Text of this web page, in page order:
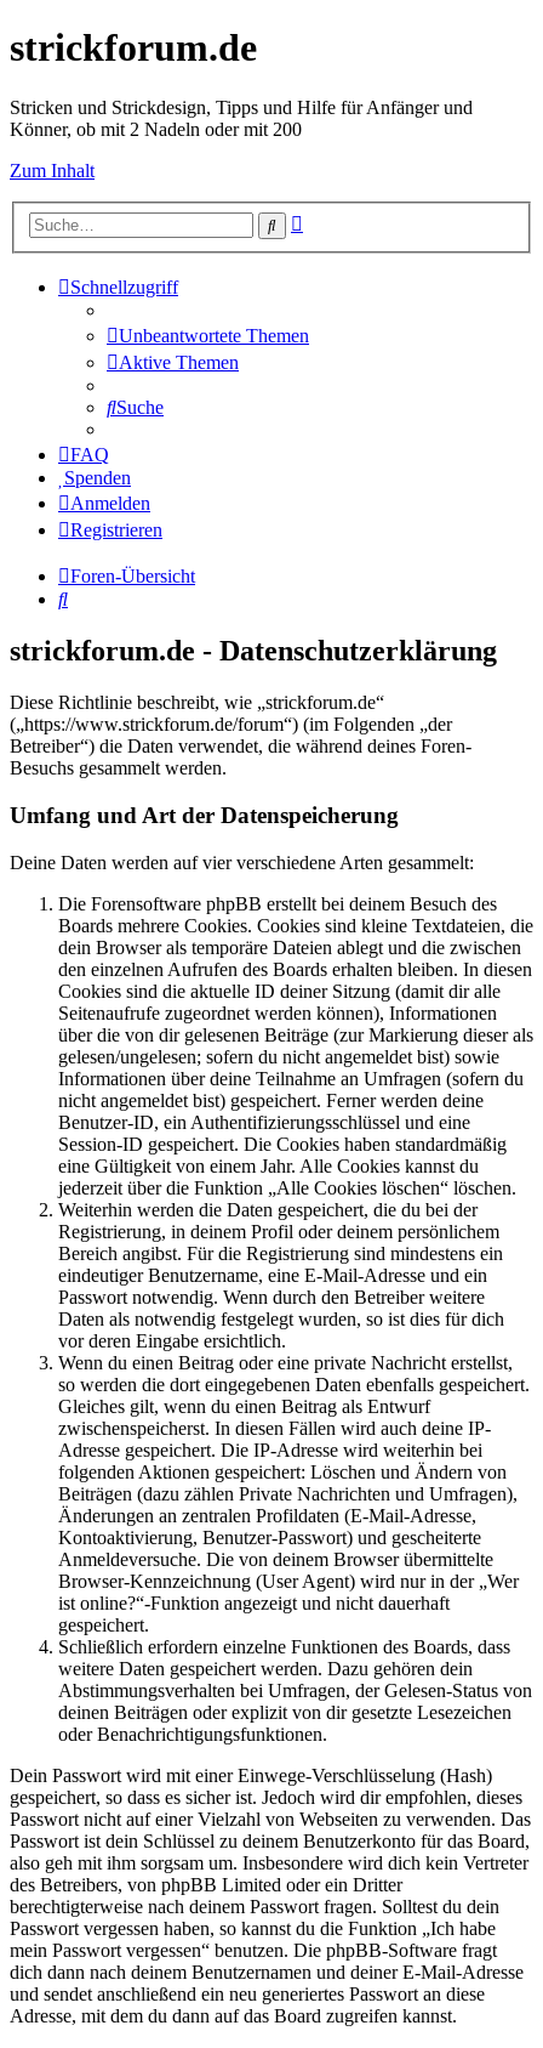
strickforum.de
Stricken und Strickdesign, Tipps und Hilfe für Anfänger und
Könner, ob mit 2 Nadeln oder mit 200
Zum Inhalt
Suche
Schnellzugriff
Unbeantwortete Themen
Aktive Themen
Suche
FAQ
Spenden
Anmelden
Registrieren
Foren-Übersicht
Suche
strickforum.de - Datenschutzerklärung
Diese Richtlinie beschreibt, wie „strickforum.de“
(„https://www.strickforum.de/forum“) (im Folgenden „der
Betreiber“) die Daten verwendet, die während deines Foren-
Besuchs gesammelt werden.
Umfang und Art der Datenspeicherung
Deine Daten werden auf vier verschiedene Arten gesammelt:
Die Forensoftware phpBB erstellt bei deinem Besuch des
Boards mehrere Cookies. Cookies sind kleine Textdateien, die
dein Browser als temporäre Dateien ablegt und die zwischen
den einzelnen Aufrufen des Boards erhalten bleiben. In diesen
Cookies sind die aktuelle ID deiner Sitzung (damit dir alle
Seitenaufrufe zugeordnet werden können), Informationen
über die von dir gelesenen Beiträge (zur Markierung dieser als
gelesen/ungelesen; sofern du nicht angemeldet bist) sowie
Informationen über deine Teilnahme an Umfragen (sofern du
nicht angemeldet bist) gespeichert. Ferner werden deine
Benutzer-ID, ein Authentifizierungsschlüssel und eine
Session-ID gespeichert. Die Cookies haben standardmäßig
eine Gültigkeit von einem Jahr. Alle Cookies kannst du
jederzeit über die Funktion „Alle Cookies löschen“ löschen.
Weiterhin werden die Daten gespeichert, die du bei der
Registrierung, in deinem Profil oder deinem persönlichem
Bereich angibst. Für die Registrierung sind mindestens ein
eindeutiger Benutzername, eine E-Mail-Adresse und ein
Passwort notwendig. Wenn durch den Betreiber weitere
Daten als notwendig festgelegt wurden, so ist dies für dich
vor deren Eingabe ersichtlich.
Wenn du einen Beitrag oder eine private Nachricht erstellst,
so werden die dort eingegebenen Daten ebenfalls gespeichert.
Gleiches gilt, wenn du einen Beitrag als Entwurf
zwischenspeicherst. In diesen Fällen wird auch deine IP-
Adresse gespeichert. Die IP-Adresse wird weiterhin bei
folgenden Aktionen gespeichert: Löschen und Ändern von
Beiträgen (dazu zählen Private Nachrichten und Umfragen),
Änderungen an zentralen Profildaten (E-Mail-Adresse,
Kontoaktivierung, Benutzer-Passwort) und gescheiterte
Anmeldeversuche. Die von deinem Browser übermittelte
Browser-Kennzeichnung (User Agent) wird nur in der „Wer
ist online?“-Funktion angezeigt und nicht dauerhaft
gespeichert.
Schließlich erfordern einzelne Funktionen des Boards, dass
weitere Daten gespeichert werden. Dazu gehören dein
Abstimmungsverhalten bei Umfragen, der Gelesen-Status von
deinen Beiträgen oder explizit von dir gesetzte Lesezeichen
oder Benachrichtigungsfunktionen.
Dein Passwort wird mit einer Einwege-Verschlüsselung (Hash)
gespeichert, so dass es sicher ist. Jedoch wird dir empfohlen, dieses
Passwort nicht auf einer Vielzahl von Webseiten zu verwenden. Das
Passwort ist dein Schlüssel zu deinem Benutzerkonto für das Board,
also geh mit ihm sorgsam um. Insbesondere wird dich kein Vertreter
des Betreibers, von phpBB Limited oder ein Dritter
berechtigterweise nach deinem Passwort fragen. Solltest du dein
Passwort vergessen haben, so kannst du die Funktion „Ich habe
mein Passwort vergessen“ benutzen. Die phpBB-Software fragt
dich dann nach deinem Benutzernamen und deiner E-Mail-Adresse
und sendet anschließend ein neu generiertes Passwort an diese
Adresse, mit dem du dann auf das Board zugreifen kannst.